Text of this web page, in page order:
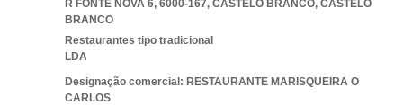
R FONTE NOVA 6, 6000-167, CASTELO BRANCO, CASTELO
BRANCO
Restaurantes tipo tradicional
LDA
Designação comercial: RESTAURANTE MARISQUEIRA O
CARLOS